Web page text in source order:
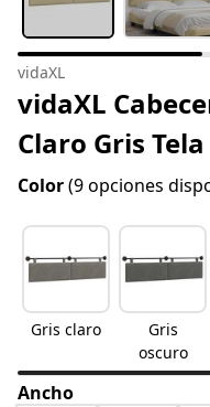
vidaXL
vidaXL
Claro Gris
Color(9 opciones
Gris claro
Gris
oscuro
Ancho